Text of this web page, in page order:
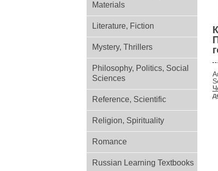
Materials
Literature, Fiction
Mystery, Thrillers
Philosophy, Politics, Social
Sciences
Reference, Scientific
Religion, Spirituality
Romance
Russian Learning Textbooks